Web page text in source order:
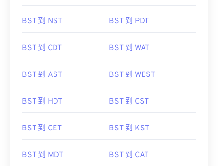
BST 到 NST BST 到 PDT
BST 到 CDT BST 到 WAT
BST 到 AST BST 到 WEST
BST 到 HDT BST 到 CST
BST 到 CET BST 到 KST
BST 到 MDT BST 到 CAT